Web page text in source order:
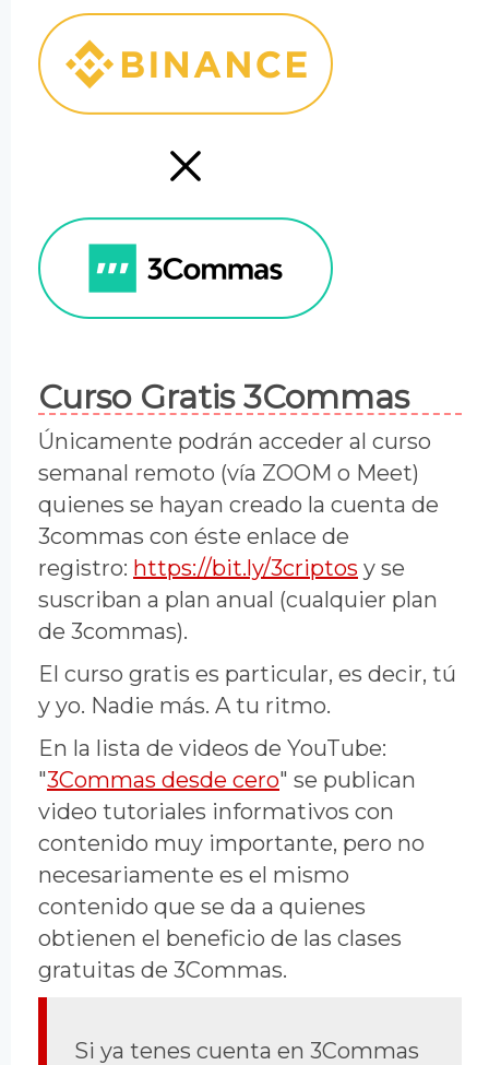
Curso Gratis 3Commas
Únicamente podrán acceder al curso
semanal remoto (vía ZOOM o Meet)
quienes se hayan creado la cuenta de
3commas con éste enlace de
registro: https://bit.ly/3criptos y se
suscriban a plan anual (cualquier plan
de 3commas).
El curso gratis es particular, es decir, tú
y yo. Nadie más. A tu ritmo.
En la lista de videos de YouTube:
"3Commas desde cero" se publican
video tutoriales informativos con
contenido muy importante, pero no
necesariamente es el mismo
contenido que se da a quienes
obtienen el beneficio de las clases
gratuitas de 3Commas.
Si ya tenes cuenta en 3Commas